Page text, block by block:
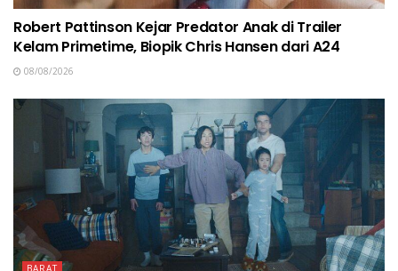
Robert Pattinson Kejar Predator Anak di Trailer
Kelam Primetime, Biopik Chris Hansen dari A24
08/08/2026
BARAT